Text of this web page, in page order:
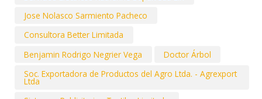
Jose Nolasco Sarmiento Pacheco
Consultora Better Limitada
Benjamin Rodrigo Negrier Vega
Doctor Árbol
Soc. Exportadora de Productos del Agro Ltda. - Agrexport
Ltda